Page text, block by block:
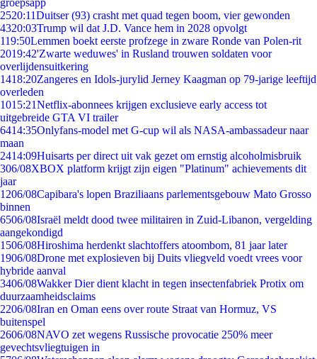
groepsapp
2520:11Duitser (93) crasht met quad tegen boom, vier gewonden
4320:03Trump wil dat J.D. Vance hem in 2028 opvolgt
119:50Lemmen boekt eerste profzege in zware Ronde van Polen-rit
2019:42'Zwarte weduwes' in Rusland trouwen soldaten voor
overlijdensuitkering
1418:20Zangeres en Idols-jurylid Jerney Kaagman op 79-jarige leeftijd
overleden
1015:21Netflix-abonnees krijgen exclusieve early access tot
uitgebreide GTA VI trailer
6414:35Onlyfans-model met G-cup wil als NASA-ambassadeur naar
maan
2414:09Huisarts per direct uit vak gezet om ernstig alcoholmisbruik
306/08XBOX platform krijgt zijn eigen "Platinum" achievements dit
jaar
1206/08Capibara's lopen Braziliaans parlementsgebouw Mato Grosso
binnen
6506/08Israël meldt dood twee militairen in Zuid-Libanon, vergelding
aangekondigd
1506/08Hiroshima herdenkt slachtoffers atoombom, 81 jaar later
1906/08Drone met explosieven bij Duits vliegveld voedt vrees voor
hybride aanval
3406/08Wakker Dier dient klacht in tegen insectenfabriek Protix om
duurzaamheidsclaims
2206/08Iran en Oman eens over route Straat van Hormuz, VS
buitenspel
2606/08NAVO zet wegens Russische provocatie 250% meer
gevechtsvliegtuigen in